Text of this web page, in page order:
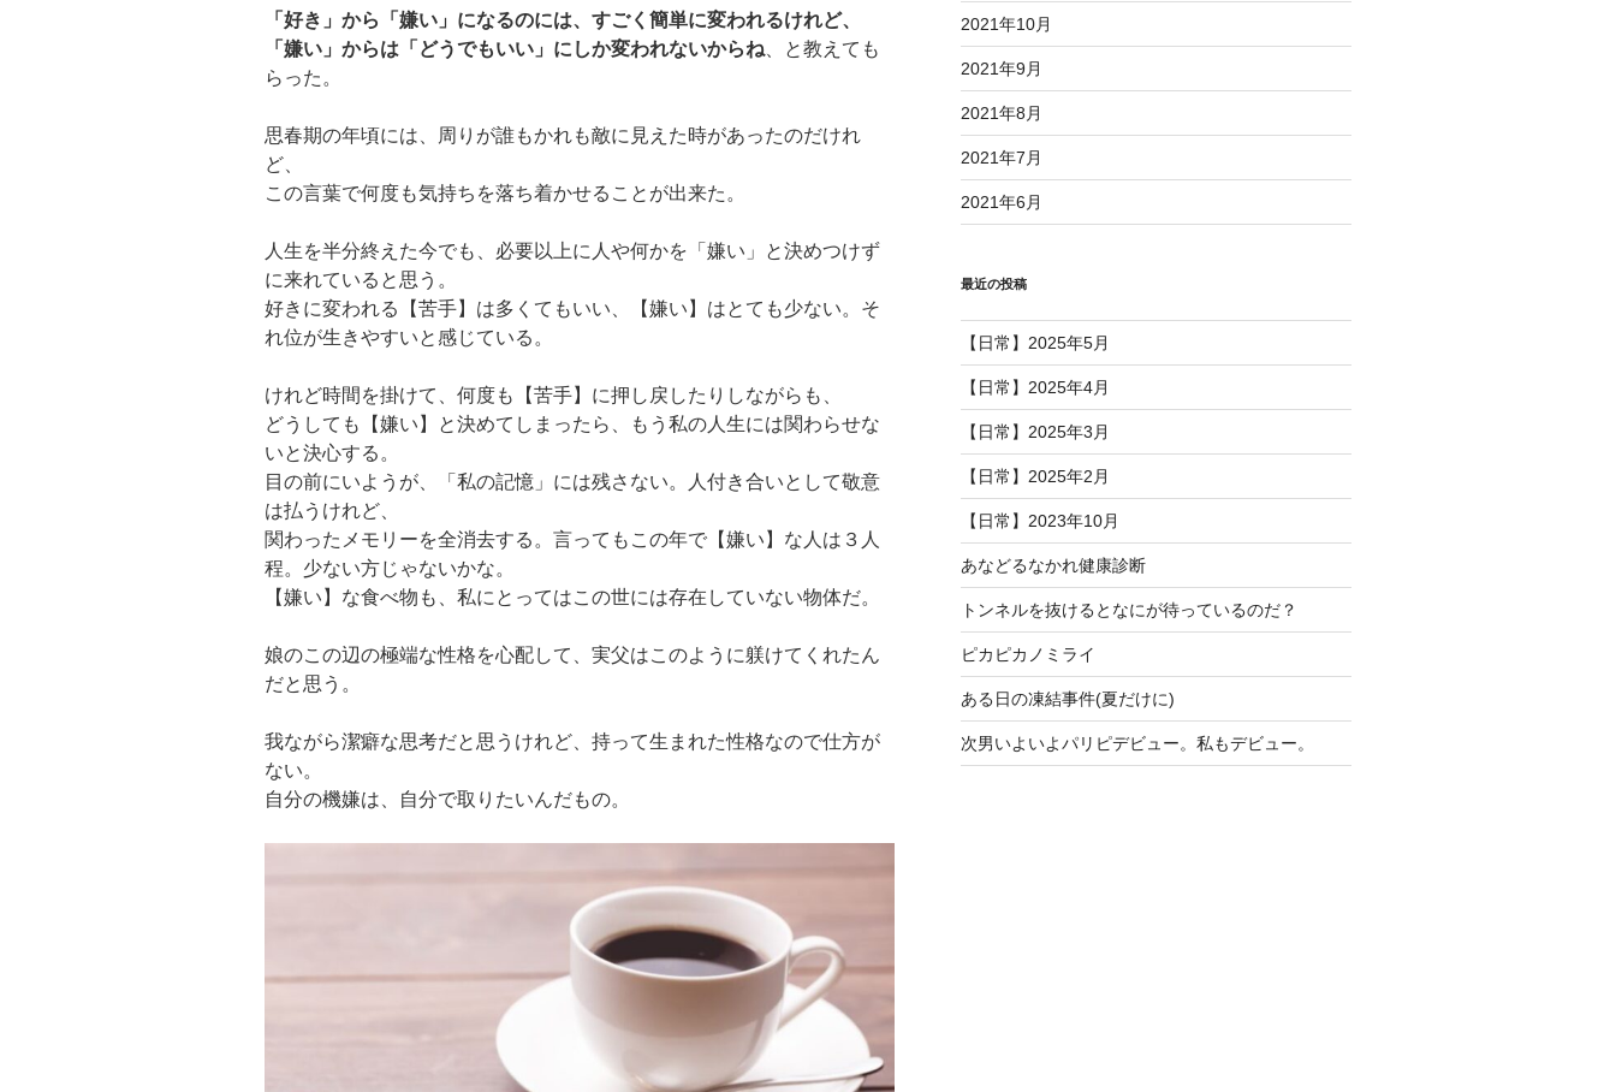
「好き」から「嫌い」になるのには、すごく簡単に変われるけれど、
「嫌い」からは「どうでもいい」にしか変われないからね 、と教えても
らった。
思春期の年頃には、周りが誰もかれも敵に見えた時があったのだけれ
ど、
この言葉で何度も気持ちを落ち着かせることが出来た。
人生を半分終えた今でも、必要以上に人や何かを「嫌い」と決めつけず
に来れていると思う。
好きに変われる【苦手】は多くてもいい、【嫌い】はとても少ない。そ
れ位が生きやすいと感じている。
けれど時間を掛けて、何度も【苦手】に押し戻したりしながらも、
どうしても【嫌い】と決めてしまったら、もう私の人生には関わらせな
いと決心する。
目の前にいようが、「私の記憶」には残さない。人付き合いとして敬意
は払うけれど、
関わったメモリーを全消去する。言ってもこの年で【嫌い】な人は３人
程。少ない方じゃないかな。
【嫌い】な食べ物も、私にとってはこの世には存在していない物体だ。
娘のこの辺の極端な性格を心配して、実父はこのように躾けてくれたん
だと思う。
我ながら潔癖な思考だと思うけれど、持って生まれた性格なので仕方が
ない。
自分の機嫌は、自分で取りたいんだもの。
2021年10月
2021年9月
2021年8月
2021年7月
2021年6月
最近の投稿
【日常】2025年5月
【日常】2025年4月
【日常】2025年3月
【日常】2025年2月
【日常】2023年10月
あなどるなかれ健康診断
トンネルを抜けるとなにが待っているのだ？
ピカピカノミライ
ある日の凍結事件(夏だけに)
次男いよいよパリピデビュー。私もデビュー。